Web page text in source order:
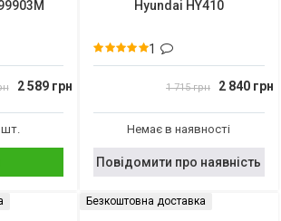
2 589 грн
Hyundai HY410
1
1 715 грн 2 840 грн
Немає в наявності
Повідомити про наявність
Безкоштовна доставка